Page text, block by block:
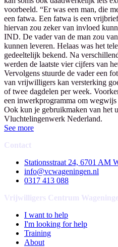
voorbeeld. “Er was een man, die
een fatwa. Een fatwa is een
hiervan zou zeker van invloed
IND. De vader van de man zou
kunnen leveren. Helaas was het
gedeeltelijk bekend. Na
werden de laatste vier cijfers van
Vervolgens stuurde de vader een
van vrijwilligers kan versterking
of twee dagdelen per week.
een inwerkprogramma om wegwijs
Ook kun je gebruikmaken van het
Vluchtelingenwerk Nederland.
See more
Contact
Stationsstraat 24, 6701 AM
info@vcwageningen.nl
0317 413 088
Vrijwilligers Centrum
I want to help
I'm looking for help
Training
About